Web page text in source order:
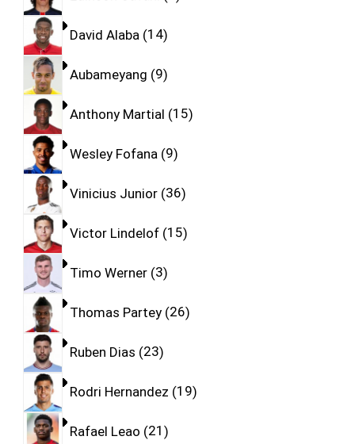
David Alaba 14
Aubameyang 9
Anthony Martial 15
Wesley Fofana 9
Vinicius Junior 36
Victor Lindelof 15
Timo Werner 3
Thomas Partey 26
Ruben Dias 23
Rodri Hernandez 19
Rafael Leao 21